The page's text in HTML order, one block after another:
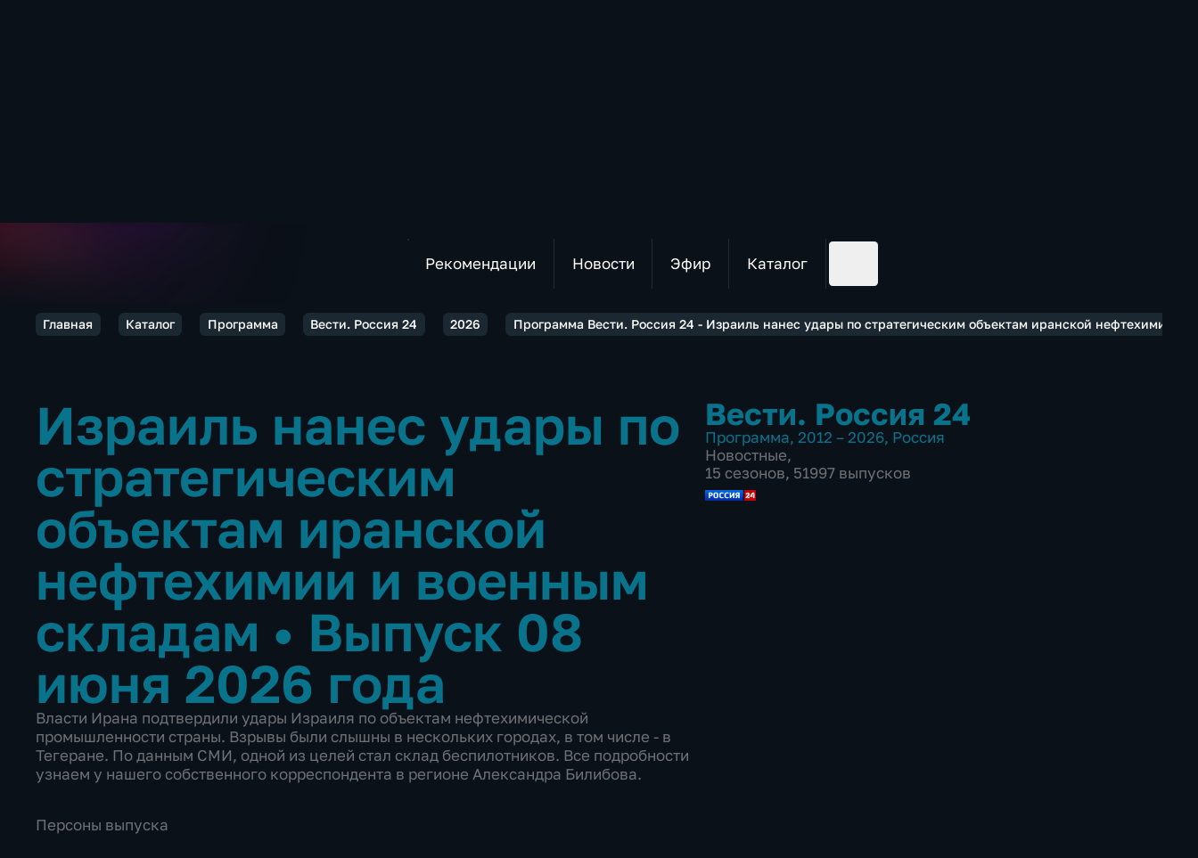
Рекомендации Новости Эфир Каталог
Главная Каталог Программа Вести. Россия 24 2026 Программа Вести. Россия 24 - Израиль нанес удары по стратегическим объектам иранской нефтехимии и
Израиль нанес удары по
стратегическим
объектам иранской
нефтехимии и военным
складам • Выпуск 08
июня 2026 года
Власти Ирана подтвердили удары Израиля по объектам нефтехимической
промышленности страны. Взрывы были слышны в нескольких городах, в том числе - в
Тегеране. По данным СМИ, одной из целей стал склад беспилотников. Все подробности
узнаем у нашего собственного корреспондента в регионе Александра Билибова.
Вести. Россия 24
Программа, 2012 – 2026, Россия
Новостные,
15 сезонов, 51997 выпусков
Персоны выпуска